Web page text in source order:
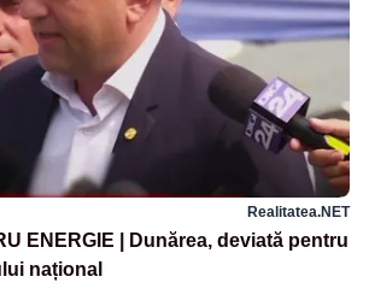
Realitatea.NET
ENERGIE | Dunărea, deviată pentru
național